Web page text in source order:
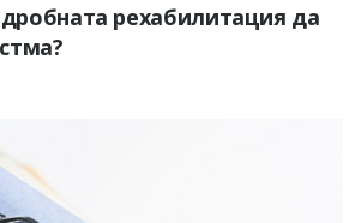
рехабилитация да